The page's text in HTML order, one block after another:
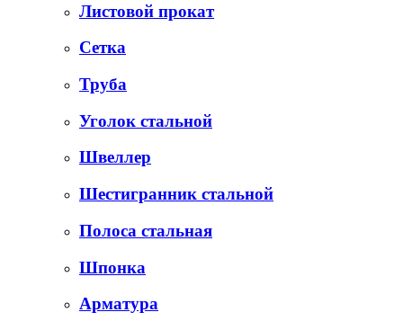
Листовой прокат
Сетка
Труба
Уголок стальной
Швеллер
Шестигранник стальной
Полоса стальная
Шпонка
Арматура